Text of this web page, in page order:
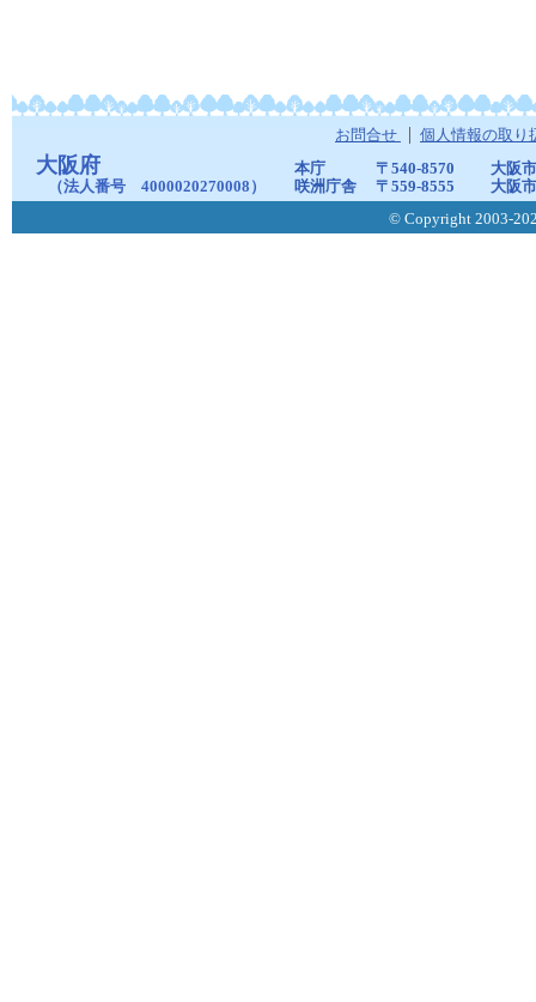
お問合せ 個人情報の取り
大阪府
（法人番号 4000020270008）
本庁 〒540-8570
大阪
咲洲庁舎
〒559-8555
大阪
© Copyright 2003-